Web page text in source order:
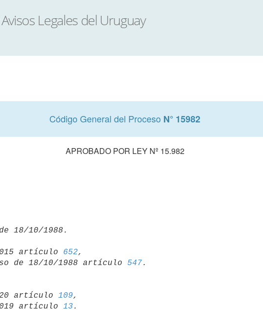
Código General del Proceso N° 15982
APROBADO POR LEY Nº 15.982
artículo 652,
de 18/10/1988 artículo
547
artículo 109,
2019 artículo
13